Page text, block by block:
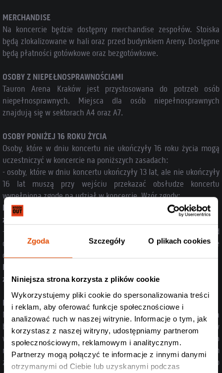
Zgoda Szczegóły O plikach cookies
Niniejsza strona korzysta z plików cookie
Wykorzystujemy pliki cookie do spersonalizowania treści
i reklam, aby oferować funkcje społecznościowe i
analizować ruch w naszej witrynie. Informacje o tym, jak
korzystasz z naszej witryny, udostępniamy partnerom
społecznościowym, reklamowym i analitycznym.
Partnerzy mogą połączyć te informacje z innymi danymi
otrzymanymi od Ciebie lub uzyskanymi podczas
MERCHANDISE
Na koncercie będzie dostępny merchandise zespołów. Stoiska
będą zlokalizowane w hali oraz przed budynkiem Areny. Dostępne
będą płatności gotówkowe oraz bezgotówkowe.
OSOBY Z NIEPEŁNOSPRAWNOŚCIAMI
Tauron Arena Kraków jest przystosowana do potrzeb osób
niepełnosprawnych. Miejsca dla osób niepełnosprawnych
znajdują się w sektorach A4 oraz A7.
OSOBY PONIŻEJ 16 ROKU ŻYCIA
Osoby, które w dniu koncertu nie ukończyły 16 roku życia mogą
uczestniczyć w koncercie na poniższych zasadach:
- osoby, które w dniu koncertu ukończyły 13 lat, ale nie ukończyły
16 lat muszą przy wejściu przekazać obsłudze koncertu
wypełnioną zgodę na udział w koncercie. Wzór zgody:
https://www.docdroid.net/Tl06ZJG/zgoda-powyzej-13-roku-
zycia.doc.html
-osoby, które w dniu koncertu nie ukończyły 13 lat muszą być pod
okiem opiekuna oraz na wejściu przekazać wypełnione
oświadczenie. Wzór zgody:
https://www.docdroid.net/EBPk7fR/zgoda-do-13-roku-
zycia.doc.html
REGULAMIN
Na terenie imprezy obowiązuje zakaz wnoszenia i posiadania
broni lub innych niebezpiecznych przedmiotów, materiałów
wybuchowych, wyrobów pirotechnicznych, materiałów pożarowo
niebezpiecznych, napojów alkoholowych (za wyjątkiem
zakupionych w Tauron Arena Kraków), środków odurzających lub